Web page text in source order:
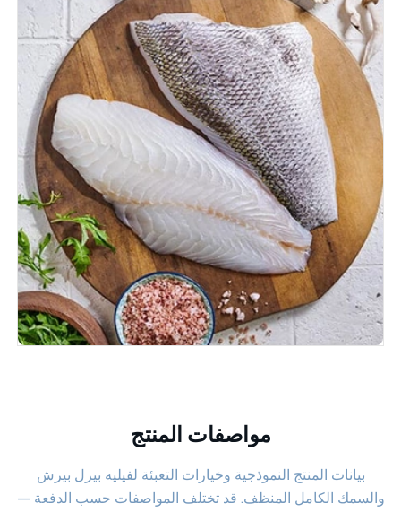
مواصفات المنتج
بيانات المنتج النموذجية وخيارات التعبئة لفيليه بيرل بيرش
والسمك الكامل المنظف. قد تختلف المواصفات حسب الدفعة —